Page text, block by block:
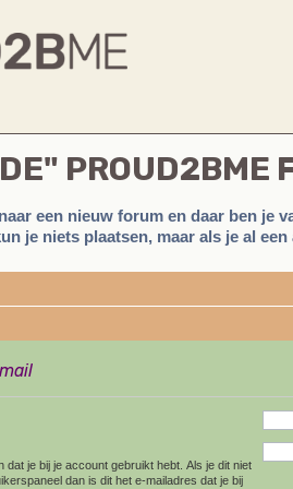
PROUD2BME
een nieuw forum en daar ben je
je niets plaatsen, maar als je al
dat je bij je account gebruikt hebt. Als je dit niet
dan is dit het e-mailadres dat je bij